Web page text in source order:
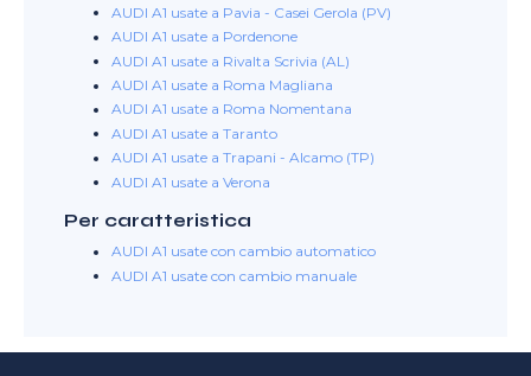
AUDI A1 usate a Pavia - Casei Gerola (PV)
AUDI A1 usate a Pordenone
AUDI A1 usate a Rivalta Scrivia (AL)
AUDI A1 usate a Roma Magliana
AUDI A1 usate a Roma Nomentana
AUDI A1 usate a Taranto
AUDI A1 usate a Trapani - Alcamo (TP)
AUDI A1 usate a Verona
Per caratteristica
AUDI A1 usate con cambio automatico
AUDI A1 usate con cambio manuale